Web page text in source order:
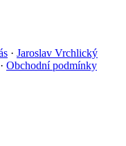
· Jaroslav Vrchlický
· Obchodní podmínky